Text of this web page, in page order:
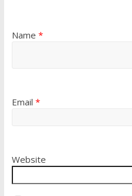
Name *
Email *
Website